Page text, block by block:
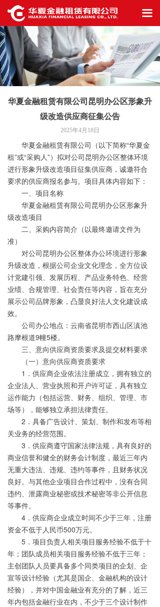
끀
首页
公司概况
信息披露
业务生态
最新资讯
联系我们
华夏金融租赁有限公司昆明办公区形象升
级改造供应商征集公告
华夏金融租赁有限公司（以下简称“华夏金
租”或“采购人”）拟对公司昆明办公区整体环境
进行形象升级改造项目征集供应商，诚邀符合
要求的供应商报名参与。项目具体内容如下：
一、项目名称
华夏金融租赁有限公司昆明办公区形象升
级改造项目
二、采购内容简介（以最终邀请文件为
准）
对公司昆明办公区整体办公环境进行形象
升级改造，根据公司企业文化理念，全方位设
计党建引领、发展历程、产品业务特色、经营
业绩、合规管理、社会责任等内容，旨在充分
展示公司品牌形象，凸显良好法人文化建设成
效。
公司办公地点：云南省昆明市西山区滇池
路摩根道9幢5楼。
三、意向供应商资质要求及提交材料要求
（一）意向供应商资质要求
1．供应商企业依法注册成立，拥有独立的
企业法人、营业执照和开户许可证，具有独立
运作能力（包括运营、财务、组织、管理、市
场等），能够独立承担法律责任。
2．具备广告设计、策划、制作和发布等相
关业务的经营范围。
3．供应商遵守国家法律法规，具有良好的
商业信誉和健全的财务会计制度，最近三年内
无重大违法、违规、违约等事件，且财务状况
良好。与其他企业项目合作过程中，没有合同
违约、泄露商业秘密或技术秘密等非公开信息
等事件。
4．供应商企业成立时间不少于三年，注册
资金不低于人民币500万元。
5．项目负责人相关项目服务经验不低于十
年；团队成员相关项目服务经验不低于三年；
主创团队人员要具备多个同类项目的企划、企
宣等设计经验（尤其是国企、金融机构的设计
经验），并对中国金融业有充分的了解，近三
年内包括金融行业在内，不少于三个设计制作
2025年4月18日